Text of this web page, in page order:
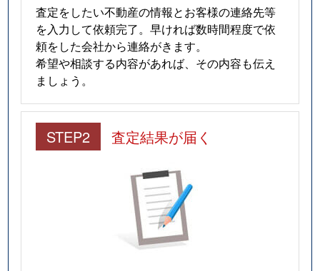
査定をしたい不動産の情報とお客様の連絡先等
を入力して依頼完了。早ければ数時間程度で依
頼をした会社から連絡がきます。
希望や相談する内容があれば、その内容も伝え
ましょう。
STEP2 査定結果が届く